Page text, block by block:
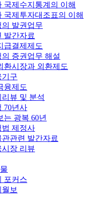
국제수지통계의 이해
국제투자대조표의 이해
발권업무
발간자료
급결제제도
증권업무 해설
환시장과 외환제도
기구
융제도
뷰 및 분석
70년사
는 광복 60년
법 제정사
관련 발간자료
장 리뷰
포커스
보